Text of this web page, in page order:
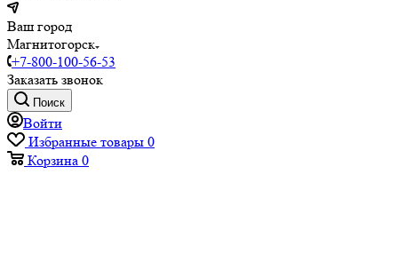
Ваш город
Магнитогорск
+7-800-100-56-53
Заказать звонок
Поиск
Войти
Избранные товары 0
Корзина 0